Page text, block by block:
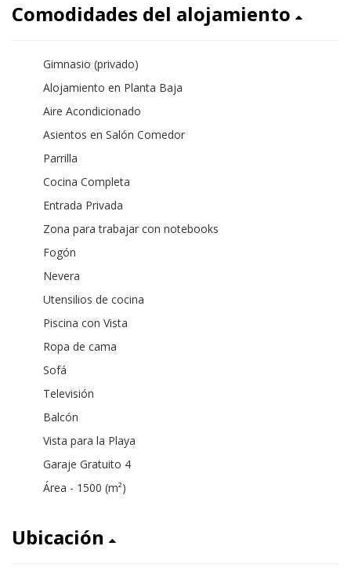
Comodidades del alojamiento
Gimnasio (privado)
Alojamiento en Planta Baja
Aire Acondicionado
Asientos en Salón Comedor
Parrilla
Cocina Completa
Entrada Privada
Zona para trabajar con notebooks
Fogón
Nevera
Utensilios de cocina
Piscina con Vista
Ropa de cama
Sofá
Televisión
Balcón
Vista para la Playa
Garaje Gratuito 4
Área - 1500 (m²)
Ubicación